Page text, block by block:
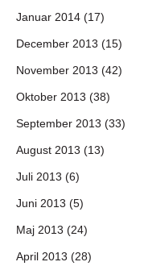
Januar 2014 (17)
December 2013 (15)
November 2013 (42)
Oktober 2013 (38)
September 2013 (33)
August 2013 (13)
Juli 2013 (6)
Juni 2013 (5)
Maj 2013 (24)
April 2013 (28)